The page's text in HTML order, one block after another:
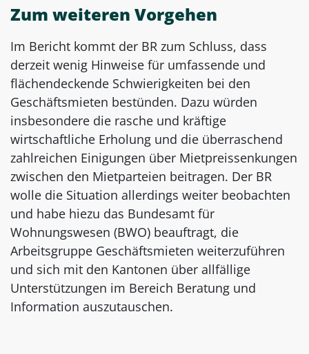
Zum weiteren Vorgehen
Im Bericht kommt der BR zum Schluss, dass
derzeit wenig Hinweise für umfassende und
flächendeckende Schwierigkeiten bei den
Geschäftsmieten bestünden. Dazu würden
insbesondere die rasche und kräftige
wirtschaftliche Erholung und die überraschend
zahlreichen Einigungen über Mietpreissenkungen
zwischen den Mietparteien beitragen. Der BR
wolle die Situation allerdings weiter beobachten
und habe hiezu das Bundesamt für
Wohnungswesen (BWO) beauftragt, die
Arbeitsgruppe Geschäftsmieten weiterzuführen
und sich mit den Kantonen über allfällige
Unterstützungen im Bereich Beratung und
Information auszutauschen.